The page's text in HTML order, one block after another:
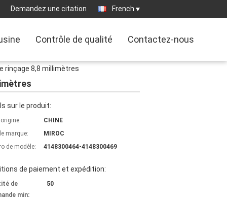
Demandez une citation French
Contrôle de qualité Contactez-nous
rinçage 8,8 millimètres
sur le produit:
CHINE
marque:
MIROC
de modèle:
4148300464-4148300469
de paiement et expédition:
de
min:
50